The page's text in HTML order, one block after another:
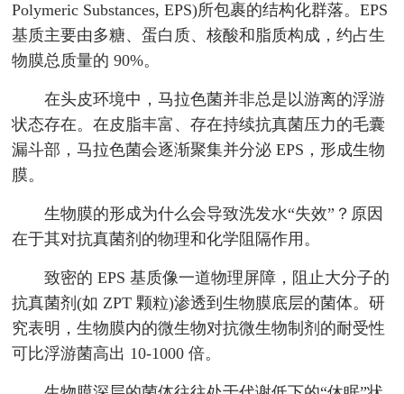
Polymeric Substances, EPS)所包裹的结构化群落。EPS
基质主要由多糖、蛋白质、核酸和脂质构成，约占生
物膜总质量的 90%。
在头皮环境中，马拉色菌并非总是以游离的浮游
状态存在。在皮脂丰富、存在持续抗真菌压力的毛囊
漏斗部，马拉色菌会逐渐聚集并分泌 EPS，形成生物
膜。
生物膜的形成为什么会导致洗发水“失效”？原因
在于其对抗真菌剂的物理和化学阻隔作用。
致密的 EPS 基质像一道物理屏障，阻止大分子的
抗真菌剂(如 ZPT 颗粒)渗透到生物膜底层的菌体。研
究表明，生物膜内的微生物对抗微生物制剂的耐受性
可比浮游菌高出 10-1000 倍。